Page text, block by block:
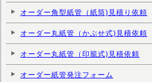
オーダー角型紙管（紙筒)見積り依頼
オーダー丸紙管（かぶせ式)見積依頼
オーダー丸紙管（印籠式)見積依頼
オーダー紙管発注フォーム